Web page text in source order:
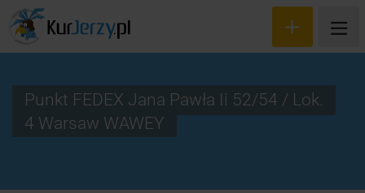
Punkt FEDEX Jana Pawła Ii 52/54 / Lok.
4 Warsaw WAWEY